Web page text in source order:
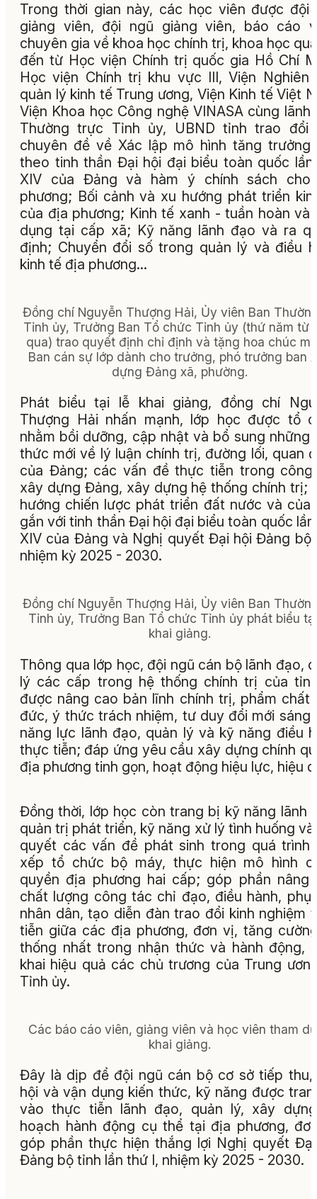
Trong thời gian này, các học viên được đội
giảng viên, đội ngũ giảng viên, báo cáo
chuyên gia về khoa học chính trị, khoa học
đến từ Học viện Chính trị quốc gia Hồ Chí
Học viện Chính trị khu vực III, Viện Nghiên
quản lý kinh tế Trung ương, Viện Kinh tế Việt
Viện Khoa học Công nghệ VINASA cùng lãnh
Thường trực Tỉnh ủy, UBND tỉnh trao đổi
chuyên đề về Xác lập mô hình tăng trưởng
theo tinh thần Đại hội đại biểu toàn quốc
XIV của Đảng và hàm ý chính sách cho
phương; Bối cảnh và xu hướng phát triển
của địa phương; Kinh tế xanh - tuần hoàn và
dụng tại cấp xã; Kỹ năng lãnh đạo và ra
định; Chuyển đổi số trong quản lý và điều
kinh tế địa phương…
Đồng chí Nguyễn Thượng Hải, Ủy viên Ban
Tỉnh ủy, Trưởng Ban Tổ chức Tỉnh ủy (thứ năm từ
qua) trao quyết định chỉ định và tặng hoa chúc
Ban cán sự lớp dành cho trưởng, phó trưởng ban
dựng Đảng xã, phường.
Phát biểu tại lễ khai giảng, đồng chí
Thượng Hải nhấn mạnh, lớp học được tổ
nhằm bồi dưỡng, cập nhật và bổ sung những
thức mới về lý luận chính trị, đường lối, quan
của Đảng; các vấn đề thực tiễn trong
xây dựng Đảng, xây dựng hệ thống chính trị;
hướng chiến lược phát triển đất nước và của
gắn với tinh thần Đại hội đại biểu toàn quốc
XIV của Đảng và Nghị quyết Đại hội Đảng bộ
nhiệm kỳ 2025 - 2030.
Đồng chí Nguyễn Thượng Hải, Ủy viên Ban
Tỉnh ủy, Trưởng Ban Tổ chức Tỉnh ủy phát biểu
khai giảng.
Thông qua lớp học, đội ngũ cán bộ lãnh đạo,
lý các cấp trong hệ thống chính trị của
được nâng cao bản lĩnh chính trị, phẩm chất
đức, ý thức trách nhiệm, tư duy đổi mới sáng
năng lực lãnh đạo, quản lý và kỹ năng điều
thực tiễn; đáp ứng yêu cầu xây dựng chính
địa phương tinh gọn, hoạt động hiệu lực, hiệu
Đồng thời, lớp học còn trang bị kỹ năng lãnh
quản trị phát triển, kỹ năng xử lý tình huống và
quyết các vấn đề phát sinh trong quá trình
xếp tổ chức bộ máy, thực hiện mô hình
quyền địa phương hai cấp; góp phần nâng
chất lượng công tác chỉ đạo, điều hành,
nhân dân, tạo diễn đàn trao đổi kinh nghiệm
tiễn giữa các địa phương, đơn vị, tăng
thống nhất trong nhận thức và hành động,
khai hiệu quả các chủ trương của Trung
Tỉnh ủy.
Các báo cáo viên, giảng viên và học viên tham
khai giảng.
Đây là dịp để đội ngũ cán bộ cơ sở tiếp thu,
hội và vận dụng kiến thức, kỹ năng được
vào thực tiễn lãnh đạo, quản lý, xây
hoạch hành động cụ thể tại địa phương,
góp phần thực hiện thắng lợi Nghị quyết
Đảng bộ tỉnh lần thứ I, nhiệm kỳ 2025 - 2030.